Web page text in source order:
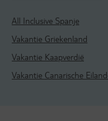
All Inclusive Spanje
Vakantie Griekenland
Vakantie Kaapverdië
Vakantie Canarische